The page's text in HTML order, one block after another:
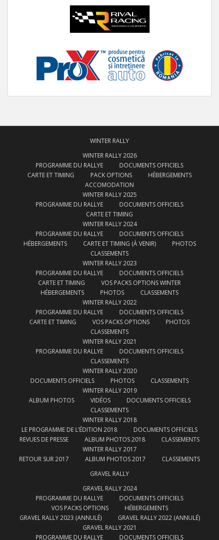
WINTER RALLY
WINTER RALLY 2026
PROGRAMME DU RALLYE
DOCUMENTS OFFICIELS
CARTE ET TIMING
PACK OPTIONS
HÉBERGEMENTS
ACCOMODATION
WINTER RALLY 2025
PROGRAMME DU RALLYE
DOCUMENTS OFFICIELS
CARTE ET TIMING
WINTER RALLY 2024
PROGRAMME DU RALLYE
DOCUMENTS OFFICIELS
HÉBERGEMENTS
CARTE ET TIMING (À VENIR)
PHOTOS
CLASSEMENTS
WINTER RALLY 2023
PROGRAMME DU RALLYE
DOCUMENTS OFFICIELS
CARTE ET TIMING
VOS PACKS OPTIONS WINTER
HÉBERGEMENTS
PHOTOS
CLASSEMENTS
WINTER RALLY 2022
PROGRAMME DU RALLYE
DOCUMENTS OFFICIELS
CARTE ET TIMING
VOS PACKS OPTIONS
PHOTOS
CLASSEMENTS
WINTER RALLY 2021
PROGRAMME DU RALLYE
DOCUMENTS OFFICIELS
CLASSEMENTS
WINTER RALLY 2020
DOCUMENTS OFFICIELS
PHOTOS
CLASSEMENTS
WINTER RALLY 2019
ALBUM PHOTOS
VIDÉOS
DOCUMENTS OFFICIELS
CLASSEMENTS
WINTER RALLY 2018
LE PROGRAMME DE L’ÉDITION 2018
DOCUMENTS OFFICIELS
REVUES DE PRESSE
ALBUM PHOTOS 2018
CLASSEMENTS
WINTER RALLY 2017
RETOUR SUR 2017
ALBUM PHOTOS 2017
CLASSEMENTS
GRAVEL RALLY
GRAVEL RALLY 2024
PROGRAMME DU RALLYE
DOCUMENTS OFFICIELS
VOS PACKS OPTIONS
HÉBERGEMENTS
GRAVEL RALLY 2023 (ANNULÉ)
GRAVEL RALLY 2022 (ANNULÉ)
GRAVEL RALLY 2021
PROGRAMME DU RALLYE
DOCUMENTS OFFICIELS